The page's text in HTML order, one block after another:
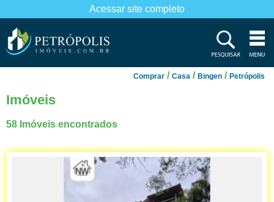
Acessar site completo
Comprar / Casa / Bingen / Petrópolis
Imóveis
58 Imóveis encontrados